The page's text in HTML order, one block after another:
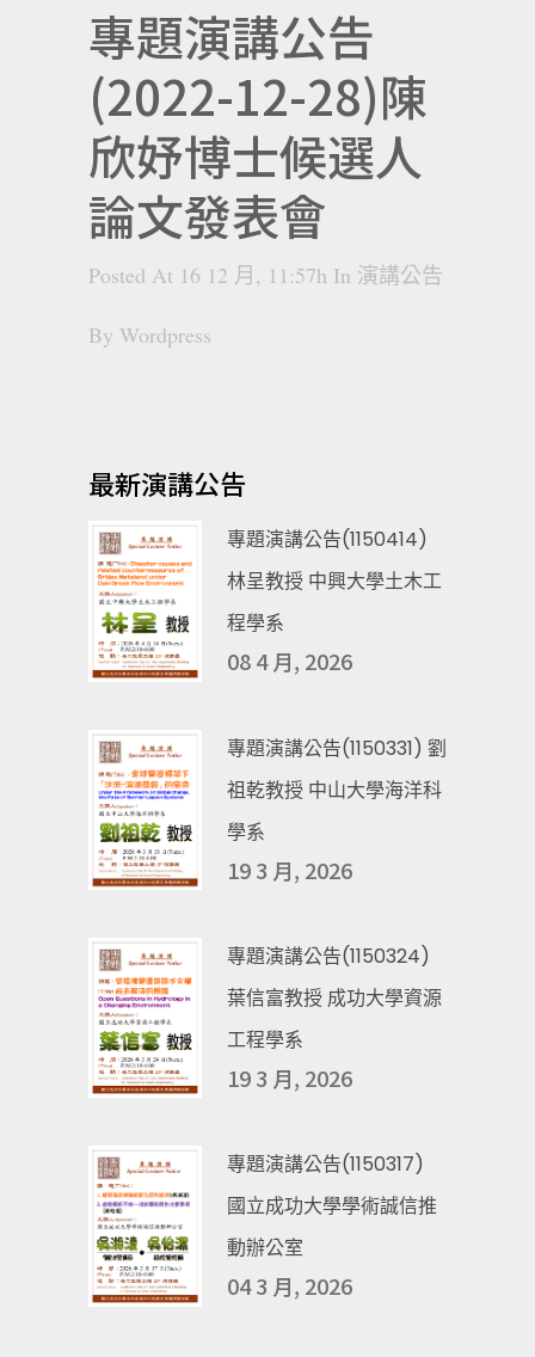
專題演講公告
(2022-12-28)陳
欣妤博士候選人
論文發表會
Posted At 16 12 月, 11:57h In 演講公告
By Wordpress
最新演講公告
專題演講公告(1150414)
林呈教授 中興大學土木工
程學系
08 4 月, 2026
專題演講公告(1150331) 劉
祖乾教授 中山大學海洋科
學系
19 3 月, 2026
專題演講公告(1150324)
葉信富教授 成功大學資源
工程學系
19 3 月, 2026
專題演講公告(1150317)
國立成功大學學術誠信推
動辦公室
04 3 月, 2026